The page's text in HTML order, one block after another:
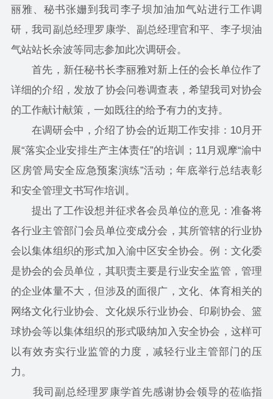
丽雅、秘书张姗到我司李子坝加油加气站进行工作调
研，我司副总经理罗康学、副总经理官和平、李子坝油
气站站长余波等同志参加此次调研会。
首先，新任秘书长李丽雅对新上任的会长单位作了
详细的介绍，发放了协会问卷调查表，希望我司对协会
的工作献计献策，一如既往的给予有力的支持。
在调研会中，介绍了协会的近期工作安排：10月开
展“落实企业安排生产主体责任”的培训；11月观摩“渝中
区房管局安全应急预案演练”活动；年底举行总结表彰
和安全管理文书写作培训。
提出了工作设想并征求各会员单位的意见：准备将
各行业主管部门会员单位变成分会，其所管辖的行业协
会以集体组织的形式加入渝中区安全协会。例：文化委
是协会的会员单位，其职责主要是行业安全监管，管理
的企业体量不大，但涉及的面很广，文化、体育相关的
网络文化行业协会、文化娱乐行业协会、印刷协会、篮
球协会等以集体组织的形式吸纳加入安全协会，这样可
以有效夯实行业监管的力度，减轻行业主管部门的压
力。
我司副总经理罗康学首先感谢协会领导的莅临指